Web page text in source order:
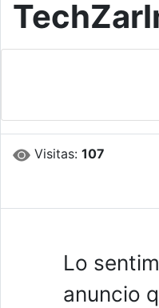
Visitas:107
Lo
anuncio